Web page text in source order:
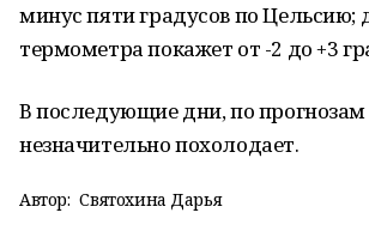
минус пяти градусов по Цельсию;
термометра покажет от -2 до +3
В последующие дни, по прогнозам
незначительно похолодает.
Автор: Святохина Дарья